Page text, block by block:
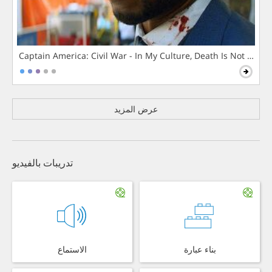
Captain America: Civil War - In My Culture, Death Is Not The
عرض المزيد
تدريبات بالفيديو
الاستماع بناء عبارة